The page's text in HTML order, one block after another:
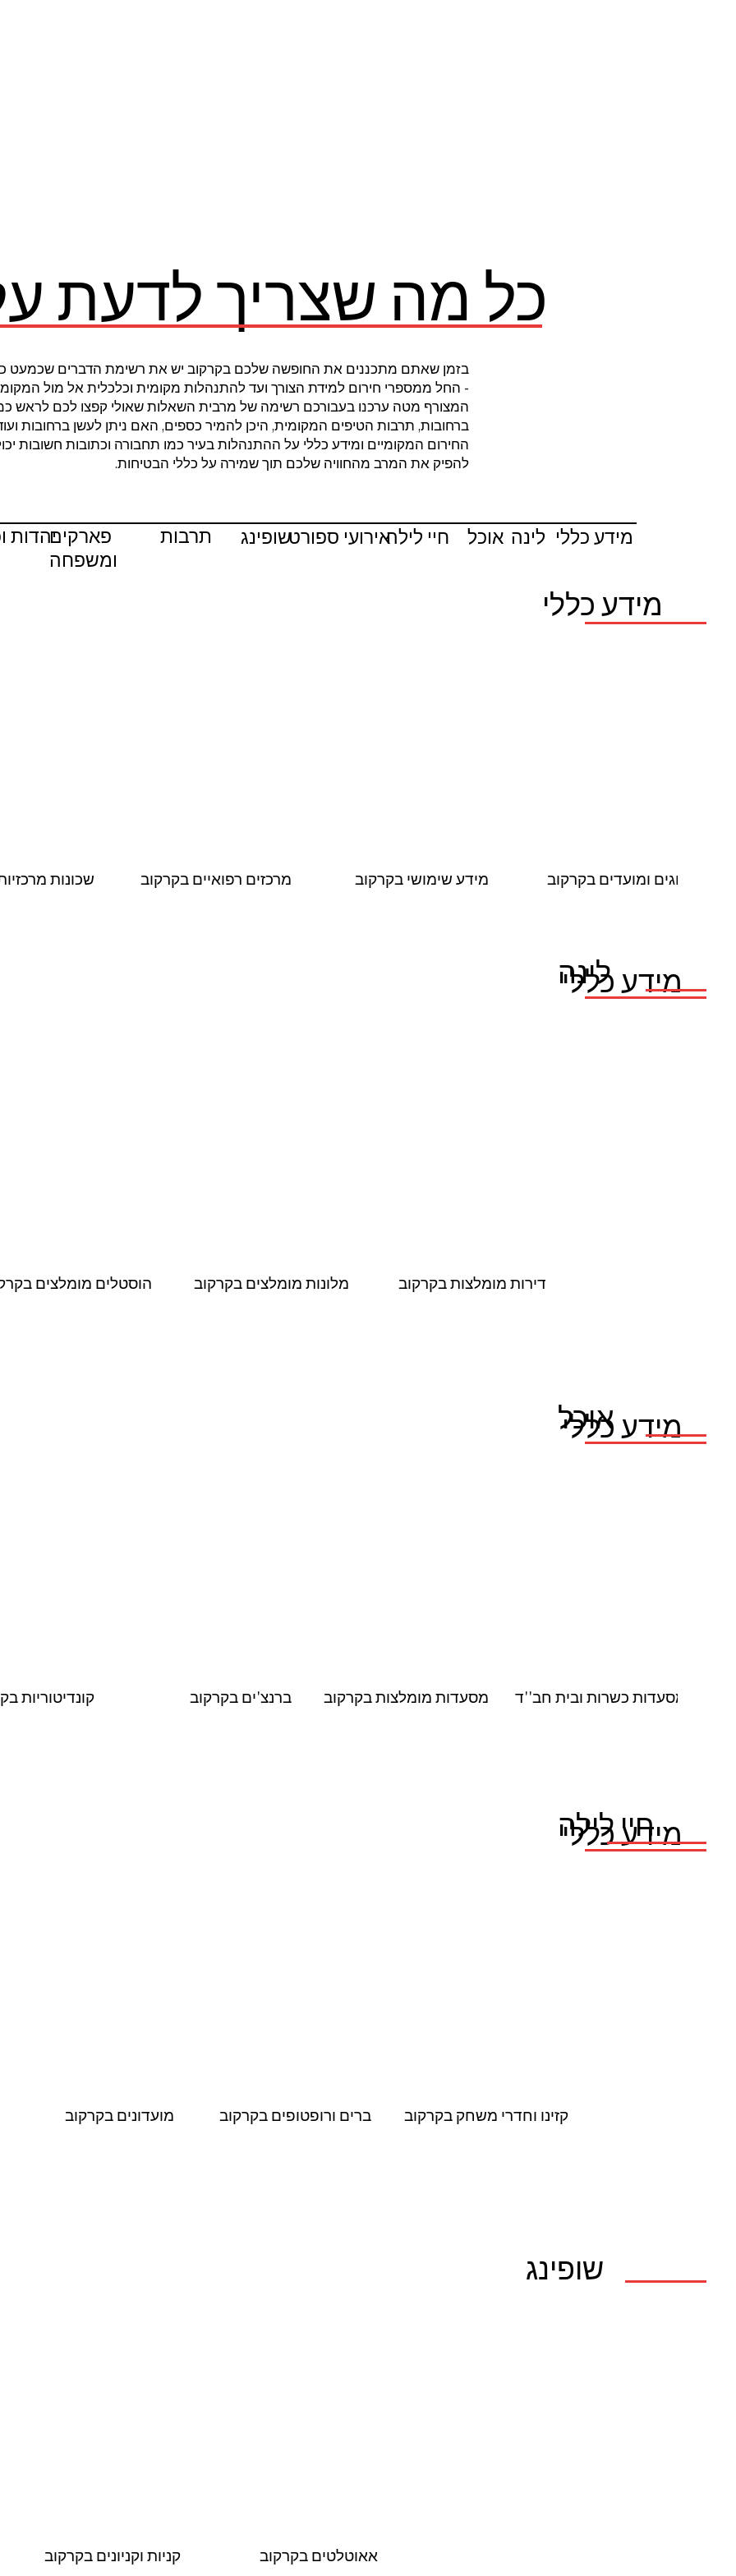
מידע כללי לינה אוכל חיי לילהאירועי ספורטשופינג תרבות
פארקים
ומשפחה
יהדות
בזמן שאתם מתכננים את החופשה שלכם בקרקוב יש את רשימת הדברים שכמעט
- החל ממספרי חירום למידת הצורך ועד להתנהלות מקומית וכלכלית אל מול
המצורף מטה ערכנו בעבורכם רשימה של מרבית השאלות שאולי קפצו לכם לראש
ברחובות, תרבות הטיפים המקומית, היכן להמיר כספים, האם ניתן לעשן ברחובות
החירום המקומיים ומידע כללי על ההתנהלות בעיר כמו תחבורה וכתובות חשובות
להפיק את המרב מהחוויה שלכם תוך שמירה על כללי הבטיחות.
כל מה שצריך לדעת
מידע כללי
שכונות מרכזים רפואיים בקרקוב מידע שימושי בקרקוב חגים ומועדים בקרקוב
מידע כללי
לינה
הוסטלים מומלצים מלונות מומלצים בקרקוב דירות מומלצות בקרקוב
מידע כללי
אוכל
קונדיטוריות ברנצ'ים בקרקוב מסעדות מומלצות בקרקוב
מסעדות כשרות ובית חב''ד
מידע כללי
חיי לילה
מועדונים בקרקוב ברים ורופטופים בקרקוב קזינו וחדרי משחק בקרקוב
שופינג
קניות וקניונים בקרקוב אאוטלטים בקרקוב